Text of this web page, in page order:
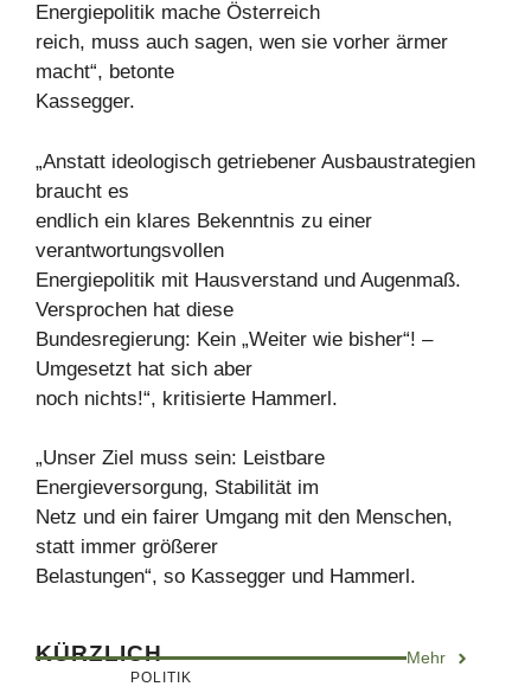
Energiepolitik mache Österreich
reich, muss auch sagen, wen sie vorher ärmer
macht“, betonte
Kassegger.
„Anstatt ideologisch getriebener Ausbaustrategien
braucht es
endlich ein klares Bekenntnis zu einer
verantwortungsvollen
Energiepolitik mit Hausverstand und Augenmaß.
Versprochen hat diese
Bundesregierung: Kein „Weiter wie bisher“! –
Umgesetzt hat sich aber
noch nichts!“, kritisierte Hammerl.
„Unser Ziel muss sein: Leistbare
Energieversorgung, Stabilität im
Netz und ein fairer Umgang mit den Menschen,
statt immer größerer
Belastungen“, so Kassegger und Hammerl.
KÜRZLICH Mehr
POLITIK